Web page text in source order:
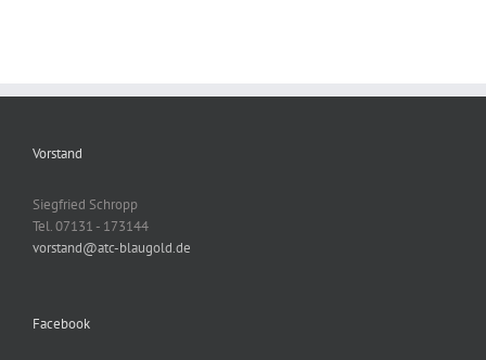
Vorstand
Siegfried Schropp
Tel. 07131 - 173144
vorstand@atc-blaugold.de
Facebook